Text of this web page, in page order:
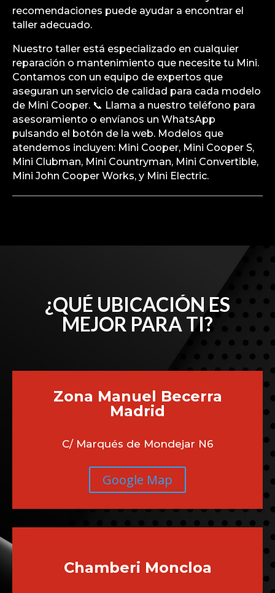
recomendaciones puede ayudar a encontrar el
taller adecuado.
Nuestro taller está especializado en cualquier
reparación o mantenimiento que necesite tu Mini.
Contamos con un equipo de expertos que
aseguran un servicio de calidad para cada modelo
de Mini Cooper. 📞 Llama a nuestro teléfono para
asesoramiento o envíanos un WhatsApp
pulsando el botón de la web. Modelos que
atendemos incluyen: Mini Cooper, Mini Cooper S,
Mini Clubman, Mini Countryman, Mini Convertible,
Mini John Cooper Works, y Mini Electric.
¿QUÉ UBICACIÓN ES
MEJOR PARA TI?
Zona Manuel Becerra
Madrid
C/ Marqués de Mondejar N6
Google Map
Chamberi Moncloa